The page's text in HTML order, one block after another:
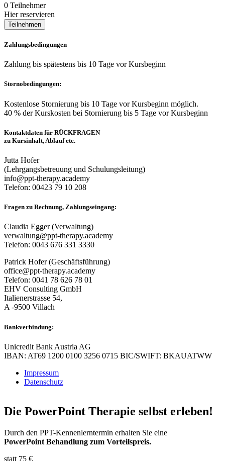
0 Teilnehmer
Hier reservieren
Teilnehmen
Zahlungsbedingungen
Zahlung bis spätestens bis 10 Tage vor Kursbeginn
Stornobedingungen:
Kostenlose Stornierung bis 10 Tage vor Kursbeginn möglich.
40 % der Kurskosten bei Stornierung bis 5 Tage vor Kursbeginn
Kontaktdaten für RÜCKFRAGEN
zu Kursinhalt, Ablauf etc.
Jutta Hofer
(Lehrgangsbetreuung und Schulungsleitung)
info@ppt-therapy.academy
Telefon: 00423 79 10 208
Fragen zu Rechnung, Zahlungseingang:
Claudia Egger (Verwaltung)
verwaltung@ppt-therapy.academy
Telefon: 0043 676 331 3330
Patrick Hofer (Geschäftsführung)
office@ppt-therapy.academy
Telefon: 0041 78 626 78 01
EHV Consulting GmbH
Italienerstrasse 54,
A -9500 Villach
Bankverbindung:
Unicredit Bank Austria AG
IBAN: AT69 1200 0100 3256 0715 BIC/SWIFT: BKAUATWW
Impressum
Datenschutz
Die PowerPoint Therapie selbst erleben!
Durch den PPT-Kennenlerntermin erhalten Sie eine
PowerPoint Behandlung zum Vorteilspreis.
statt 75 €